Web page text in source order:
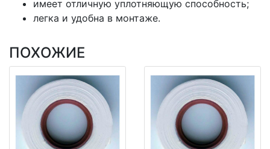
имеет отличную уплотняющую способность;
легка и удобна в монтаже.
ПОХОЖИЕ